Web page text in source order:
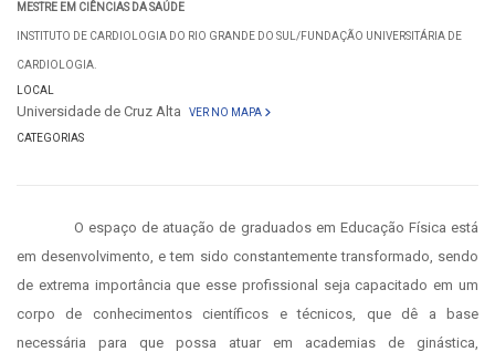
MESTRE EM CIÊNCIAS DA SAÚDE
INSTITUTO DE CARDIOLOGIA DO RIO GRANDE DO SUL/FUNDAÇÃO UNIVERSITÁRIA DE
CARDIOLOGIA.
LOCAL
Universidade de Cruz Alta VER NO MAPA
CATEGORIAS
O espaço de atuação de graduados em Educação Física está
em desenvolvimento, e tem sido constantemente transformado, sendo
de extrema importância que esse profissional seja capacitado em um
corpo de conhecimentos científicos e técnicos, que dê a base
necessária para que possa atuar em academias de ginástica,